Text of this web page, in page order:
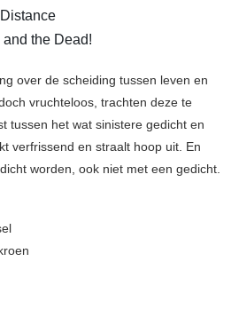
the Dead!
over de scheiding tussen leven en
vruchteloos, trachten deze te
tussen het wat sinistere gedicht en
verfrissend en straalt hoop uit. En
worden, ook niet met een gedicht.